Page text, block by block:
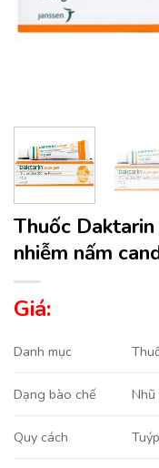
Thuốc
nhiễm nấm
Giá:
Danh mục
Dạng bào chế
Quy cách Tuýp